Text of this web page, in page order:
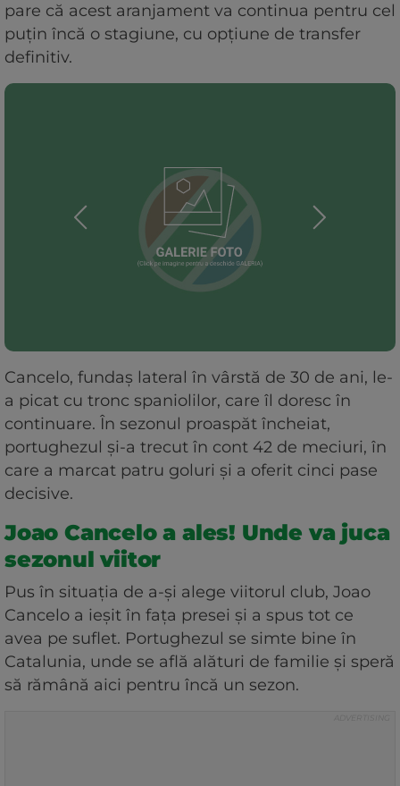
pare că acest aranjament va continua pentru cel
puțin încă o stagiune, cu opțiune de transfer
definitiv.
Cancelo, fundaș lateral în vârstă de 30 de ani, le-
a picat cu tronc spaniolilor, care îl doresc în
continuare. În sezonul proaspăt încheiat,
portughezul și-a trecut în cont 42 de meciuri, în
care a marcat patru goluri și a oferit cinci pase
decisive.
Joao Cancelo a ales! Unde va juca
sezonul viitor
Pus în situația de a-și alege viitorul club, Joao
Cancelo a ieșit în fața presei și a spus tot ce
avea pe suflet. Portughezul se simte bine în
Catalunia, unde se află alături de familie și speră
să rămână aici pentru încă un sezon.